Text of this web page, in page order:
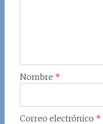
Nombre *
Correo electrónico *